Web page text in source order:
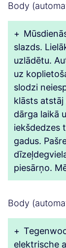
Body
+
slazds.
uzlādētu.
uz
slodzi
klāsts atstāj
dārga laikā
iekšdedzes
gadus.
piesārņo.
Body
+
elektrische